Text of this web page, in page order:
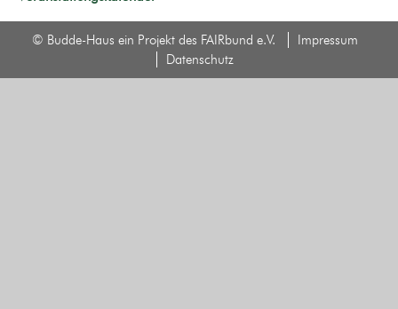
© Budde-Haus ein Projekt des FAIRbund e.V.
Impressum
Datenschutz